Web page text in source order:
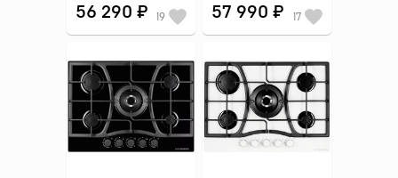
56 290 ₽ 19 57 990 ₽ 17